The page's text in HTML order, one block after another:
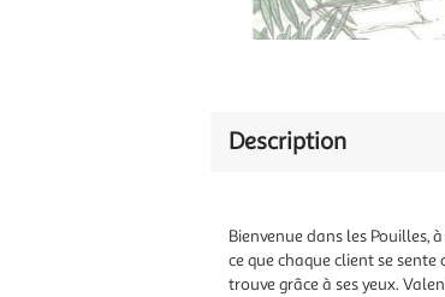
Description
Bienvenue dans les Pouilles,
ce que chaque client se
trouve grâce à ses yeux.